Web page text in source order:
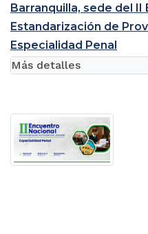
Barranquilla, sede del II
Estandarización de
Especialidad Penal
Más detalles